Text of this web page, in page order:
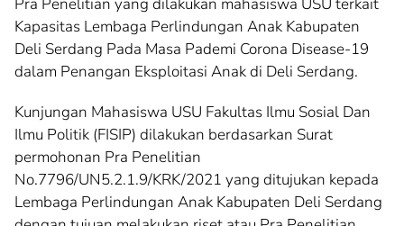
Kapasitas Lembaga Perlindungan Anak Kabupaten
Deli Serdang Pada Masa Pademi Corona Disease-19
dalam Penangan Eksploitasi Anak di Deli Serdang.
Kunjungan Mahasiswa USU Fakultas Ilmu Sosial Dan
Ilmu Politik (FISIP) dilakukan berdasarkan Surat
permohonan Pra Penelitian
No.7796/UN5.2.1.9/KRK/2021 yang ditujukan kepada
Lembaga Perlindungan Anak Kabupaten Deli Serdang